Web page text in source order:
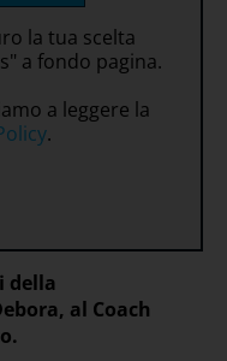
la tua scelta
a fondo pagina.
a leggere la
.
della
al Coach